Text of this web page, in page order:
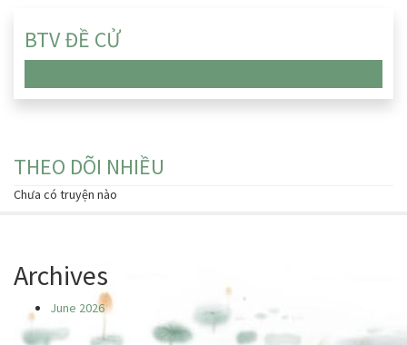
BTV ĐỀ CỬ
THEO DÕI NHIỀU
Chưa có truyện nào
Archives
June 2026